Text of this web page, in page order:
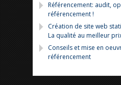
Référencement: audit,
référencement !
Création de site web
La qualité au meilleur
Conseils et mise en
référencement